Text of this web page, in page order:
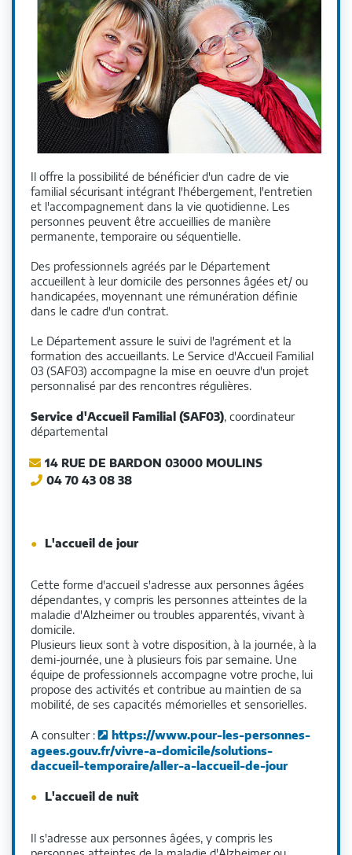
Il offre la possibilité de bénéficier d'un cadre de vie
familial sécurisant intégrant l'hébergement, l'entretien
et l'accompagnement dans la vie quotidienne. Les
personnes peuvent être accueillies de manière
permanente, temporaire ou séquentielle.
Des professionnels agréés par le Département
accueillent à leur domicile des personnes âgées et/ ou
handicapées, moyennant une rémunération définie
dans le cadre d'un contrat.
Le Département assure le suivi de l'agrément et la
formation des accueillants. Le Service d'Accueil Familial
03 (SAF03) accompagne la mise en oeuvre d'un projet
personnalisé par des rencontres régulières.
Service d'Accueil Familial (SAF03), coordinateur
départemental
14 RUE DE BARDON 03000 MOULINS
04 70 43 08 38
L'accueil de jour
Cette forme d'accueil s'adresse aux personnes âgées
dépendantes, y compris les personnes atteintes de la
maladie d'Alzheimer ou troubles apparentés, vivant à
domicile.
Plusieurs lieux sont à votre disposition, à la journée, à la
demi-journée, une à plusieurs fois par semaine. Une
équipe de professionnels accompagne votre proche, lui
propose des activités et contribue au maintien de sa
mobilité, de ses capacités mémorielles et sensorielles.
A consulter :
https://www.pour-les-personnes-
agees.gouv.fr/vivre-a-domicile/solutions-
daccueil-temporaire/aller-a-laccueil-de-jour
L'accueil de nuit
Il s'adresse aux personnes âgées, y compris les